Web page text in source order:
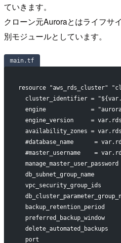
ていきます。
クローン元Auroraとはライフサ
別モジュールとしています。
main.tf
resource "aws_rds_cluster"
cluster_identifier =
engine             =
engine_version     =
availability_zones =
#database_name      =
#master_username    =
manage_master_user_password
db_subnet_group_name
vpc_security_group_ids
backup_retention_period
preferred_backup_window
delete_automated_backups
port